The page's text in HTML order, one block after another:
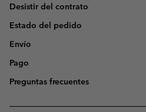
Desistir del contrato
Estado del pedido
Envío
Pago
Preguntas frecuentes